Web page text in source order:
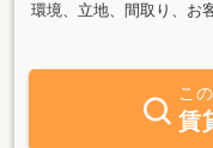
環境、立地、間取り、お
御来店をお待ち致してお
こ
賃